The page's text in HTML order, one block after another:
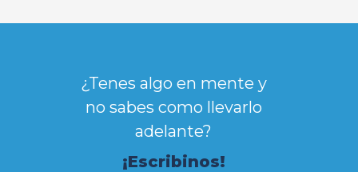
¿Tenes algo en mente y
no sabes como llevarlo
adelante?
¡Escribinos!